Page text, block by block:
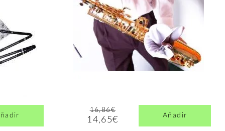
16,86€
14,65€ Añadir